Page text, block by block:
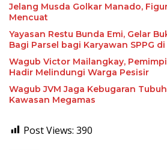
Jelang Musda Golkar Manado,
Mencuat
Yayasan Restu Bunda Emi, Gelar
Bagi Parsel bagi Karyawan SPPG
Wagub Victor Mailangkay,
Hadir Melindungi Warga Pesisir
Wagub JVM Jaga Kebugaran
Kawasan Megamas
Post Views: 390